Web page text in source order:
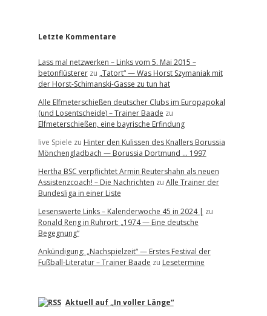
Letzte Kommentare
Lass mal netzwerken – Links vom 5. Mai 2015 –
betonflüstererzu „Tatort“ — Was Horst Szymaniak mit
der Horst-Schimanski-Gasse zu tun hat
Alle Elfmeterschießen deutscher Clubs im Europapokal
(und Losentscheide) – Trainer Baade zu
Elfmeterschießen, eine bayrische Erfindung
live Spiele zu Hinter den Kulissen des Knallers Borussia
Mönchengladbach — Borussia Dortmund … 1997
Hertha BSC verpflichtet Armin Reutershahn als neuen
Assistenzcoach! – Die Nachrichten zu Alle Trainer der
Bundesliga in einer Liste
Lesenswerte Links – Kalenderwoche 45 in 2024 | zu
Ronald Reng in Ruhrort: „1974 — Eine deutsche
Begegnung“
Ankündigung: „Nachspielzeit“ — Erstes Festival der
Fußball-Literatur – Trainer Baade zu Lesetermine
Aktuell auf „In voller Länge“